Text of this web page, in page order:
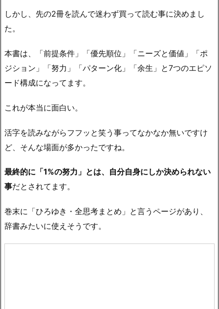
しかし、 先の2冊を読んで迷わず買って読む事に決めまし
た。
本書は、「前提条件」「優先順位」「ニーズと価値」「ポ
ジション」「努力」「パターン化」「余生」と7つのエピソ
ード構成になってます。
これが本当に面白い。
活字を読みながらフフッと笑う事ってなかなか無いですけ
ど、そんな場面が多かったですね。
最終的に「1%の努力」とは、自分自身にしか決められない
事だとされてます。
巻末に「ひろゆき・全思考まとめ」と言うページがあり、
辞書みたいに使えそうです。